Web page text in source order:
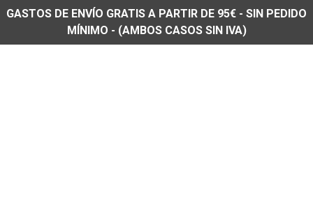
GASTOS DE ENVÍO GRATIS A PARTIR DE 95€ - SIN PEDIDO
MÍNIMO - (AMBOS CASOS SIN IVA)